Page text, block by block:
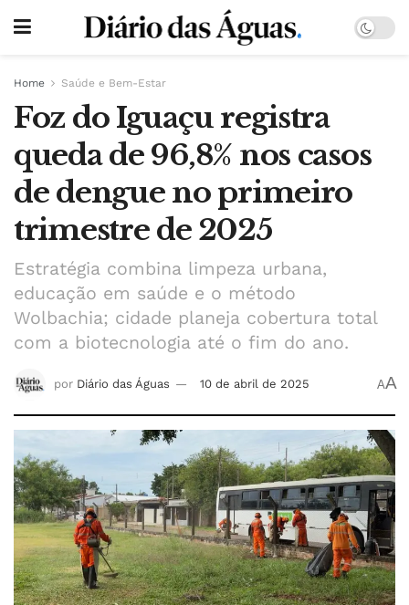
Home Saúde e Bem-Estar
Foz do Iguaçu registra
queda de 96,8% nos casos
de dengue no primeiro
trimestre de 2025
Estratégia combina limpeza urbana,
educação em saúde e o método
Wolbachia; cidade planeja cobertura total
com a biotecnologia até o fim do ano.
por Diário das Águas 10 de abril de 2025 AA